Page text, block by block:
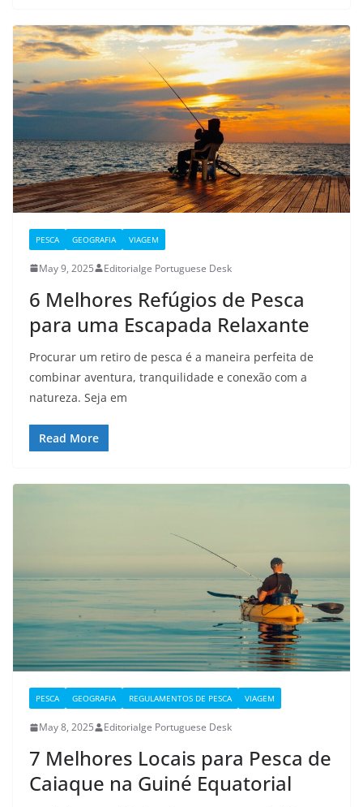
PESCA GEOGRAFIA VIAGEM
May 9, 2025 Editorialge Portuguese Desk
6 Melhores Refúgios de Pesca
para uma Escapada Relaxante
Procurar um retiro de pesca é a maneira perfeita de
combinar aventura, tranquilidade e conexão com a
natureza. Seja em
Read More
PESCA GEOGRAFIA REGULAMENTOS DE PESCA VIAGEM
May 8, 2025 Editorialge Portuguese Desk
7 Melhores Locais para Pesca de
Caiaque na Guiné Equatorial